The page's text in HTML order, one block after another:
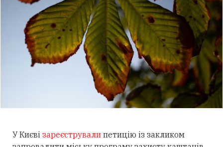
У Києві зареєстрували петицію із закликом